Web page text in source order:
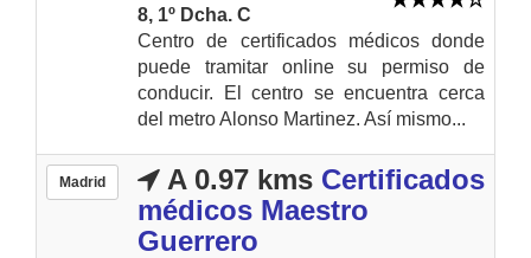
8, 1º Dcha. C
Centro de certificados médicos donde
puede tramitar online su permiso de
conducir. El centro se encuentra cerca
del metro Alonso Martinez. Así mismo...
Madrid A 0.97 kms Certificados
médicos Maestro
Guerrero